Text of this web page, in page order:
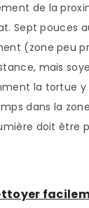
de la
Sept pouces
(zone peu
mais
la tortue y
dans la
doit être